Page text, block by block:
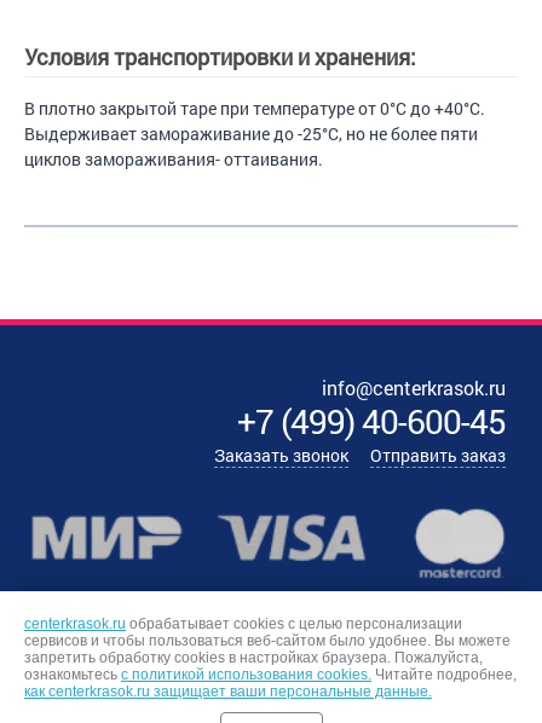
Условия транспортировки и хранения:
В плотно закрытой таре при температуре от 0°С до +40°С.
Выдерживает замораживание до -25°С, но не более пяти
циклов замораживания- оттаивания.
info@centerkrasok.ru
+7(499)40-600-45
Заказать звонок Отправить заказ
centerkrasok.ru обрабатывает cookies с целью персонализации
сервисов и чтобы пользоваться веб-сайтом было удобнее. Вы можете
запретить обработку сookies в настройках браузера. Пожалуйста,
ознакомьтесь с политикой использования cookies. Читайте подробнее,
как centerkrasok.ru защищает ваши персональные данные.